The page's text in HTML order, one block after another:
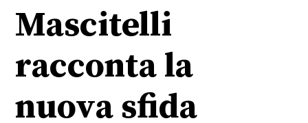
Mascitelli
racconta la
nuova sfida